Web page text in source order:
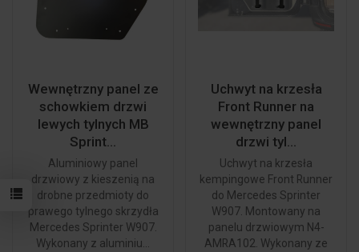
Wewnętrzny panel ze
schowkiem drzwi
lewych tylnych MB
Sprint...
Aluminiowy panel
drzwiowy z kieszenią na
drobne przedmioty do
prawego tylnego skrzydła
Mercedes Sprinter W907.
Wykonany z aluminiu...
Uchwyt na krzesła
Front Runner na
wewnętrzny panel
drzwi tyl...
Uchwyt na krzesła
kempingowe Front Runner
do Mercedes Sprinter
W907. Montowany na
panelu drzwiowym N4-
AMRA102. Wykonany ze